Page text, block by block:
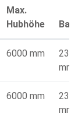
Max.
Hubhöhe
6000 mm
mm
6000 mm
mm